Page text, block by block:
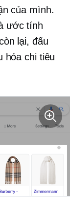
của mình.
ước tính
lại, đấu
hóa chi tiêu